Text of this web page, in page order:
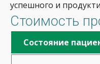
успешного и
Стоимость
Состояние